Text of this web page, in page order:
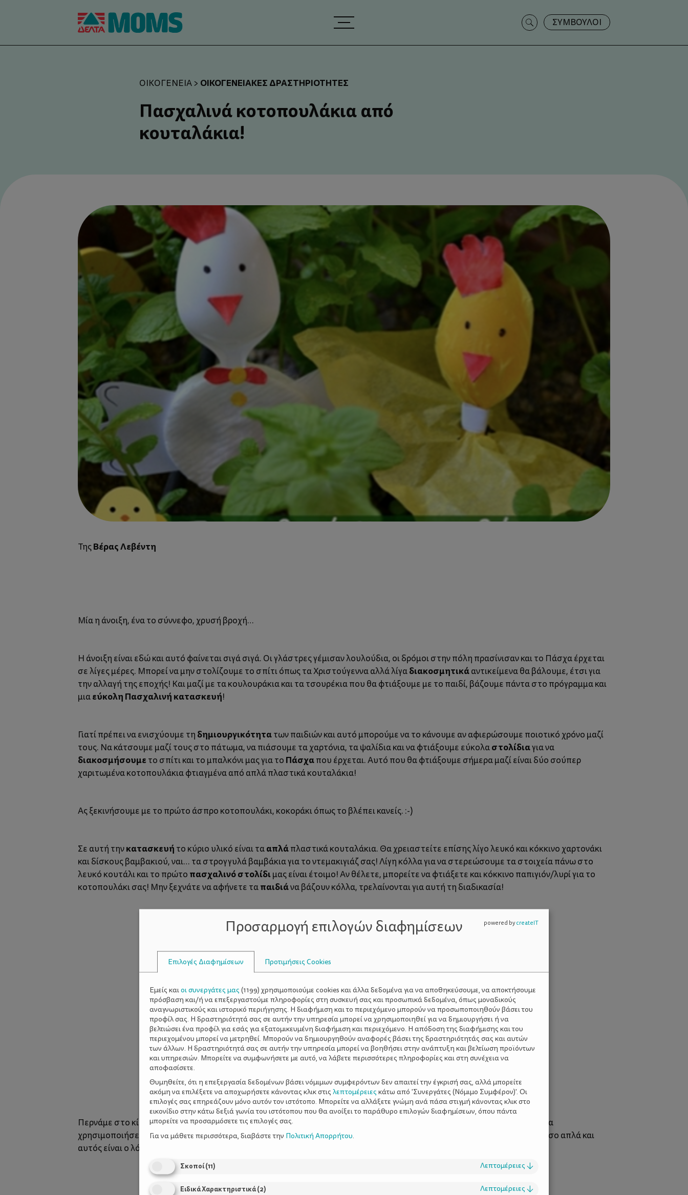
Search
for:
ΣΥΜΒΟΥΛΟΙ
ΟΙΚΟΓΈΝΕΙΑ> ΟΙΚΟΓΕΝΕΙΑΚΈΣ ΔΡΑΣΤΗΡΙΌΤΗΤΕΣ
Πασχαλινά κοτοπουλάκια από
κουταλάκια!
ΤηςΒέρας Λεβέντη
Μία η άνοιξη, ένα το σύννεφο, χρυσή βροχή…
Η άνοιξη είναι εδώ και αυτό φαίνεται σιγά σιγά. Οι γλάστρες γέμισαν λουλούδια, οι δρόμοι στην πόλη πρασίνισαν και το Πάσχα έρχεται
σε λίγες μέρες. Μπορεί να μην στολίζουμε το σπίτι όπως τα Χριστούγεννα αλλά λίγαδιακοσμητικάαντικείμενα θα βάλουμε, έτσι για
την αλλαγή της εποχής! Και μαζί με τα κουλουράκια και τα τσουρέκια που θα φτιάξουμε με το παιδί, βάζουμε πάντα στο πρόγραμμα και
μιαεύκολη Πασχαλινή κατασκευή!
Γιατί πρέπει να ενισχύουμε τη δημιουργικότητατων παιδιών και αυτό μπορούμε να το κάνουμε αν αφιερώσουμε ποιοτικό χρόνο μαζί
τους. Να κάτσουμε μαζί τους στο πάτωμα, να πιάσουμε τα χαρτόνια, τα ψαλίδια και να φτιάξουμε εύκολαστολίδιαγια να
διακοσμήσουμε το σπίτι και το μπαλκόνι μας για το Πάσχαπου έρχεται. Αυτό που θα φτιάξουμε σήμερα μαζί είναι δύο σούπερ
χαριτωμένα κοτοπουλάκια φτιαγμένα από απλά πλαστικά κουταλάκια!
Ας ξεκινήσουμε με το πρώτο άσπρο κοτοπουλάκι, κοκοράκι όπως το βλέπει κανείς. :-)
Σε αυτή τηνκατασκευή το κύριο υλικό είναι τααπλάπλαστικά κουταλάκια. Θα χρειαστείτε επίσης λίγο λευκό και κόκκινο χαρτονάκι
και δίσκους βαμβακιού, ναι… τα στρογγυλά βαμβάκια για το ντεμακιγιάζ σας! Λίγη κόλλα για να στερεώσουμε τα στοιχεία πάνω στο
λευκό κουτάλι και το πρώτο πασχαλινό στολίδιμας είναι έτοιμο! Αν θέλετε, μπορείτε να φτιάξετε και κόκκινο παπιγιόν/λυρί για το
κοτοπουλάκι σας! Μην ξεχνάτε να αφήνετε ταπαιδιάνα βάζουν κόλλα, τρελαίνονται για αυτή τη διαδικασία!
Περνάμε στο κίτρινο κοτοπουλάκι που φτιάχνεται εξίσου
! Αν δεν έχετε κίτρινο πλαστικό κουταλάκι μπορείτε να
χρησιμοποιήσετε λευκό και να ντύσετε το πάνω μέρος με κίτρινο γκοφρέ χαρτί, όπως δείχνει η εικόνα. Τα
είναι τόσο απλά και
αυτός είναι ο λόγος που αυτή η
Προσαρμογή επιλογών διαφημίσεων
Επιλογές Διαφημίσεων Προτιμήσεις Cookies
Εμείς καιοι συνεργάτες μας (1199) χρησιμοποιούμε cookies και άλλα δεδομένα για να αποθηκεύσουμε, να αποκτήσουμε
πρόσβαση και/ή να επεξεργαστούμε πληροφορίες στη συσκευή σας και προσωπικά δεδομένα, όπως μοναδικούς
αναγνωριστικούς και ιστορικό περιήγησης. Η διαφήμιση και το περιεχόμενο μπορούν να προσωποποιηθούν βάσει του
προφίλ σας. Η δραστηριότητά σας σε αυτήν την υπηρεσία μπορεί να χρησιμοποιηθεί για να δημιουργήσει ή να
βελτιώσει ένα προφίλ για εσάς για εξατομικευμένη διαφήμιση και περιεχόμενο. Η απόδοση της διαφήμισης και του
περιεχομένου μπορεί να μετρηθεί. Μπορούν να δημιουργηθούν αναφορές βάσει της δραστηριότητάς σας και αυτών
των άλλων. Η δραστηριότητά σας σε αυτήν την υπηρεσία μπορεί να βοηθήσει στην ανάπτυξη και βελτίωση προϊόντων
και υπηρεσιών. Μπορείτε να συμφωνήσετε με αυτό, να λάβετε περισσότερες πληροφορίες και στη συνέχεια να
αποφασίσετε.
Θυμηθείτε, ότι η επεξεργασία δεδομένων βάσει νόμιμων συμφερόντων δεν απαιτεί την έγκρισή σας, αλλά μπορείτε
ακόμη να επιλέξετε να αποχωρήσετε κάνοντας κλικ στις λεπτομέρειες κάτω από 'Συνεργάτες (Νόμιμο Συμφέρον)'. Οι
επιλογές σας επηρεάζουν μόνο αυτόν τον ιστότοπο. Μπορείτε να αλλάξετε γνώμη ανά πάσα στιγμή κάνοντας κλικ στο
εικονίδιο στην κάτω δεξιά γωνία του ιστότοπου που θα ανοίξει το παράθυρο επιλογών διαφημίσεων, όπου πάντα
μπορείτε να προσαρμόσετε τις επιλογές σας.
Για να μάθετε περισσότερα, διαβάστε την Πολιτική Απορρήτου.
Σκοποί(11) Λεπτομέρειες ↓
Ειδικά Χαρακτηριστικά(2) Λεπτομέρειες ↓
powered bycreateIT